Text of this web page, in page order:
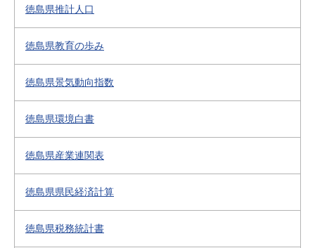
徳島県推計人口
徳島県教育の歩み
徳島県景気動向指数
徳島県環境白書
徳島県産業連関表
徳島県県民経済計算
徳島県税務統計書